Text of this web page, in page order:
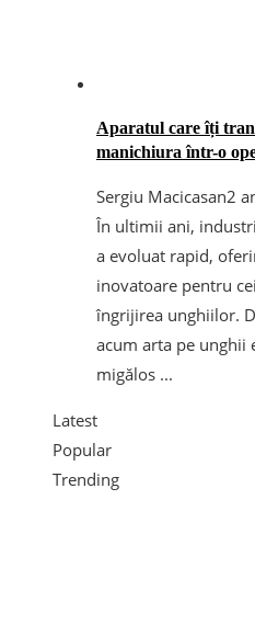
Aparatul care îți
manichiura într-o
Sergiu Macicasan2
În ultimii ani,
a evoluat rapid,
inovatoare pentru
îngrijirea unghiilor.
acum arta pe unghii
migălos ...
Latest
Popular
Trending